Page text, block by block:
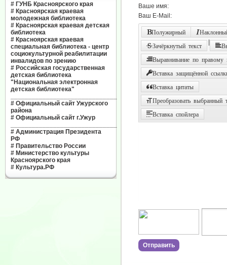
# ГУНБ Красноярского края
# Красноярская краевая
молодежная библиотека
# Красноярская краевая детская
библиотека
# Красноярская краевая
специальная библиотека - центр
социокультурной реабилитации
инвалидов по зрению
# Российская государственная
детская библиотека
"Национальная электронная
детская библиотека"
# Официальный сайт Ужурского
района
# Официальный сайт г.Ужур
# Администрация Президента
РФ
# Правительство России
# Министерство культуры
Красноярского края
# Культура.РФ
Ваше имя:
Ваш E-Mail:
Полужирный
Зачёркнутый текст
Выравнивание по правому
Вставка защищённой
Вставка цитаты
Преобразовать выбранный
Вставка спойлера